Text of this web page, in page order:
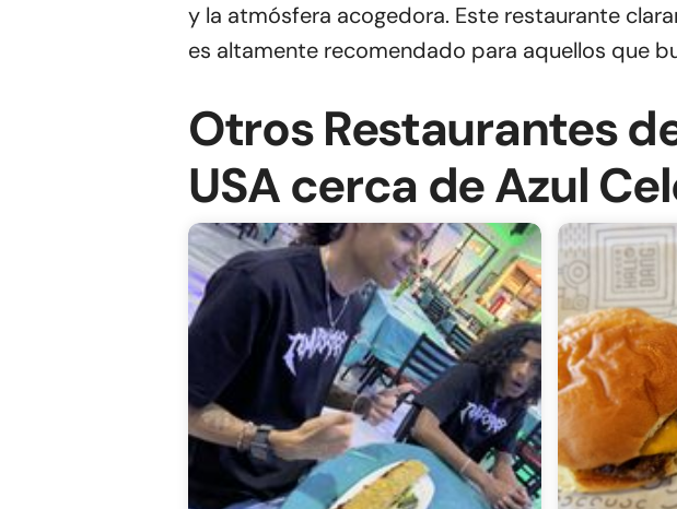
y la atmósfera acogedora. Este restaurante
es altamente recomendado para aquellos que
Otros Restaurantes
USA cerca de Azul